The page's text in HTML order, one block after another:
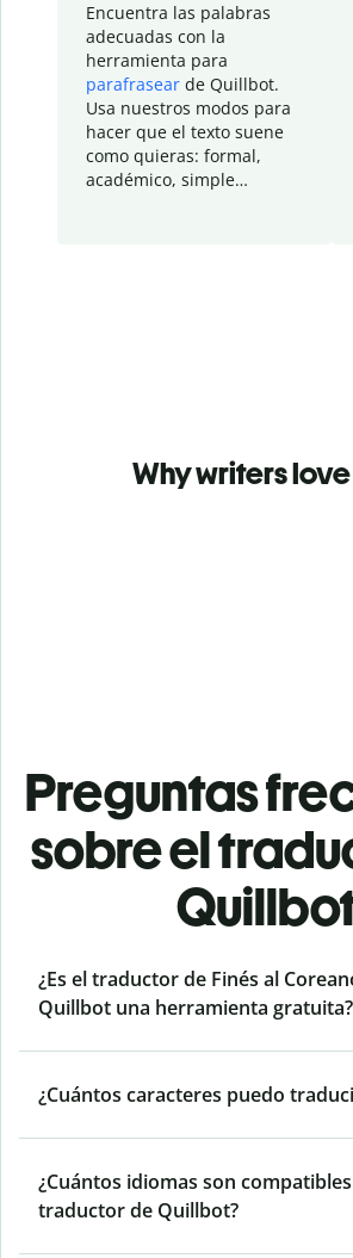
Encuentra las palabras
adecuadas con la
herramienta para
parafrasear de Quillbot.
Usa nuestros modos para
hacer que el texto suene
como quieras: formal,
académico, simple…
Why writers
Preguntas
sobre el
¿Es el traductor de Finés al
Quillbot una herramienta gratuita?
¿Cuántos caracteres puedo
¿Cuántos idiomas son
traductor de Quillbot?